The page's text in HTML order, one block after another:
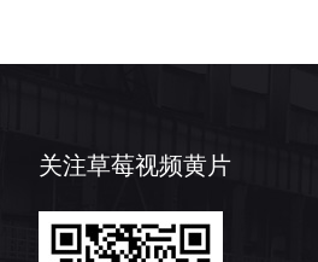
关注草莓视频黄片